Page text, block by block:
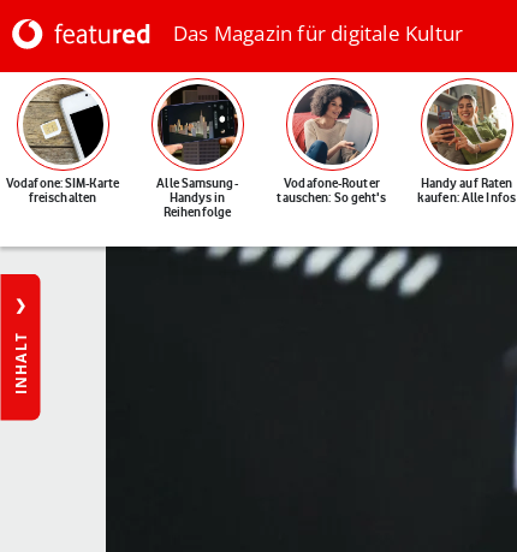
Das Magazin für digitale Kultur
Vodafone: SIM-Karte
freischalten
Alle Samsung-
Handys in
Reihenfolge
Vodafone-Router
tauschen: So geht's
Handy auf Raten
kaufen: Alle Infos
INHALT